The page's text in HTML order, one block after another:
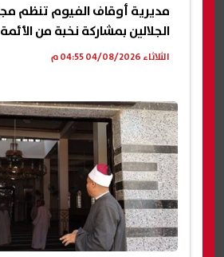
مديرية أوقاف الفيوم تنظم
الجلالين بمشاركة نخبة من الأئمة
الثلاثاء 04/08/2026 04:55 م